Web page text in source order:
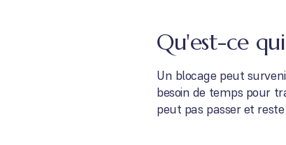
Qu'est-ce
Un blocage peut
besoin de temps pour
peut pas passer et reste